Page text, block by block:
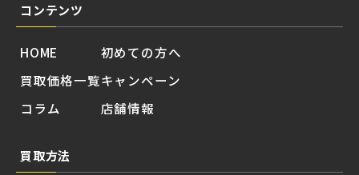
コンテンツ
HOME
買取価格一覧
コラム
初めての方へ
キャンペーン
店舗情報
買取方法